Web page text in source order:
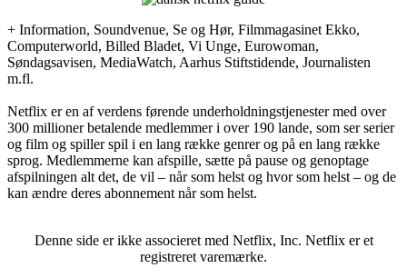
+ Information, Soundvenue, Se og Hør, Filmmagasinet Ekko,
Computerworld, Billed Bladet, Vi Unge, Eurowoman,
Søndagsavisen, MediaWatch, Aarhus Stiftstidende, Journalisten
m.fl.
Netflix er en af verdens førende underholdningstjenester med over
300 millioner betalende medlemmer i over 190 lande, som ser serier
og film og spiller spil i en lang række genrer og på en lang række
sprog. Medlemmerne kan afspille, sætte på pause og genoptage
afspilningen alt det, de vil – når som helst og hvor som helst – og de
kan ændre deres abonnement når som helst.
Denne side er ikke associeret med Netflix, Inc. Netflix er et
registreret varemærke.